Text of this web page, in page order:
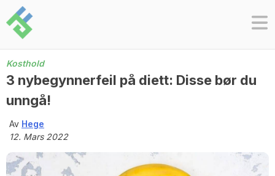
Skip
to
content
Kosthold
3 nybegynnerfeil på diett: Disse bør du
unngå!
Av Hege
12. Mars 2022